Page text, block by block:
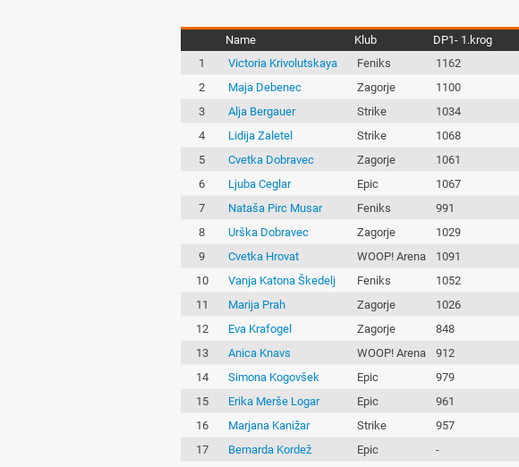
Name Klub DP1- 1.krog
1
Victoria Krivolutskaya Feniks 1162
2
Maja Debenec Zagorje 1100
3
Alja Bergauer Strike 1034
4
Lidija Zaletel Strike 1068
5
Cvetka Dobravec Zagorje 1061
6
Ljuba Ceglar Epic 1067
7
Nataša Pirc Musar Feniks 991
8
Urška Dobravec Zagorje 1029
9
Cvetka Hrovat WOOP! Arena 1091
10
Vanja Katona Škedelj Feniks 1052
11
Marija Prah Zagorje 1026
12
Eva Krafogel Zagorje 848
13
Anica Knavs WOOP! Arena 912
14
Simona Kogovšek Epic 979
15
Erika Merše Logar Epic 961
16
Marjana Kanižar Strike 957
17
Bernarda Kordež Epic -